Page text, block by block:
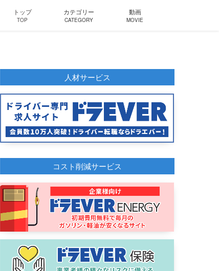
トップ
TOP
カテゴリー
CATEGORY
動画
MOVIE
人材サービス
コスト削減サービス